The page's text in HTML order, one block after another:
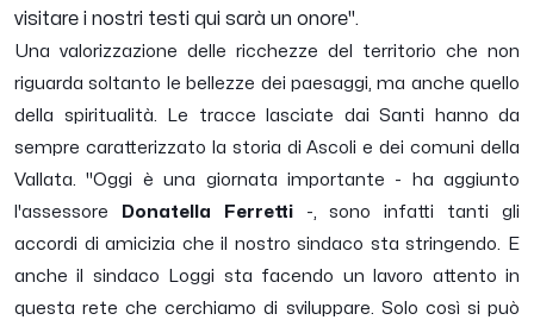
visitare i nostri testi qui sarà un onore''.
Una valorizzazione delle ricchezze del territorio che non
riguarda soltanto le bellezze dei paesaggi, ma anche quello
della spiritualità. Le tracce lasciate dai Santi hanno da
sempre caratterizzato la storia di Ascoli e dei comuni della
Vallata. ''Oggi è una giornata importante -
ha aggiunto
l'assessore
Donatella Ferretti-, sono infatti tanti gli
accordi di amicizia che il nostro sindaco sta stringendo. E
anche il sindaco Loggi sta facendo un lavoro attento in
questa rete che cerchiamo di sviluppare. Solo così si può